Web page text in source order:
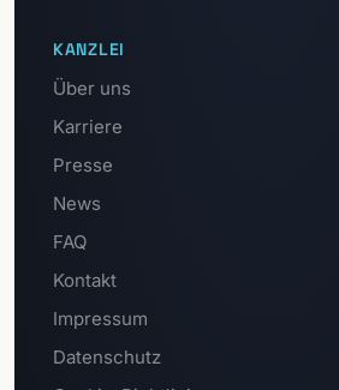
KANZLEI
Über uns
Karriere
Presse
News
FAQ
Kontakt
Impressum
Datenschutz